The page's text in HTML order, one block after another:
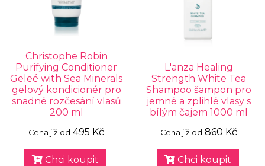
Christophe Robin
Purifying Conditioner
Geleé with Sea Minerals
gelový kondicionér pro
snadné rozčesání vlasů
200 ml
Cena již od 495 Kč
Chci koupit
L'anza Healing
Strength White Tea
Shampoo šampon pro
jemné a zplihlé vlasy s
bílým čajem 1000 ml
Cena již od 860 Kč
Chci koupit